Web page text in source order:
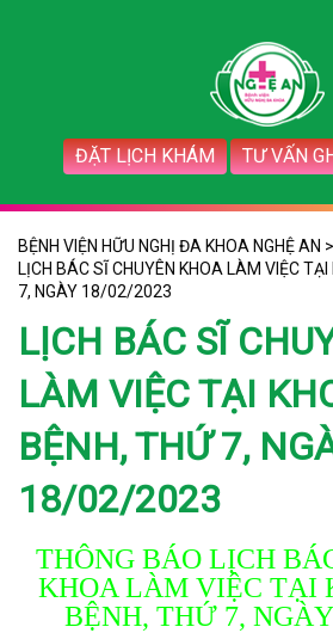
ĐẶT LỊCH KHÁM TƯ VẤN
BỆNH VIỆN HỮU NGHỊ ĐA KHOA NGHỆ AN >
LỊCH BÁC SĨ CHUYÊN KHOA LÀM VIỆC
7, NGÀY 18/02/2023
LỊCH BÁC SĨ
LÀM VIỆC TẠI
BỆNH, THỨ 7,
18/02/2023
THÔNG BÁO LỊCH
KHOA LÀM VIỆC TẠI
BỆNH, THỨ 7,